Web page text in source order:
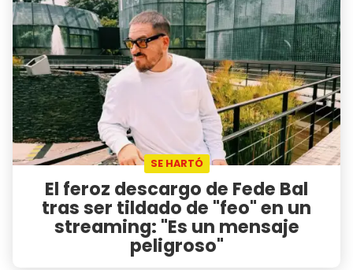
SE HARTÓ
El feroz descargo de Fede Bal
tras ser tildado de "feo" en un
streaming: "Es un mensaje
peligroso"